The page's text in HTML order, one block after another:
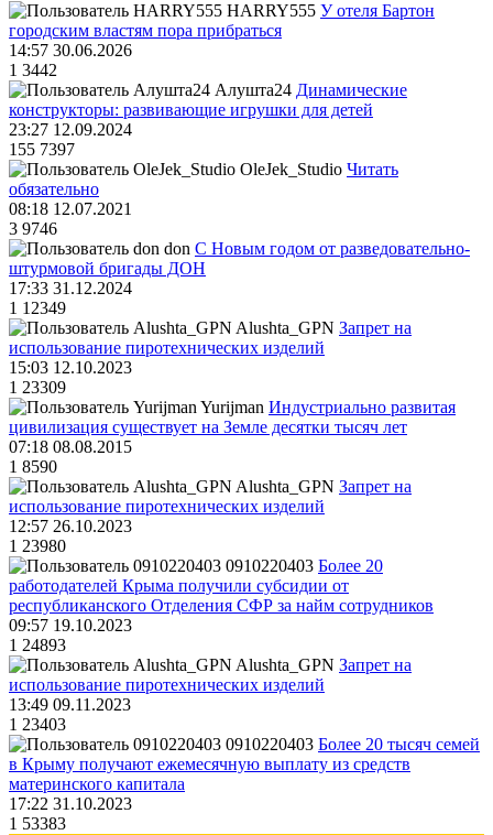
HARRY555 У отеля Бартон
городским властям пора прибраться
14:57 30.06.2026
1 3442
Алушта24 Динамические
конструкторы: развивающие игрушки для детей
23:27 12.09.2024
155 7397
OleJek_Studio Читать
обязательно
08:18 12.07.2021
3 9746
don С Новым годом от разведовательно-
штурмовой бригады ДОН
17:33 31.12.2024
1 12349
Alushta_GPN Запрет на
использование пиротехнических изделий
15:03 12.10.2023
1 23309
Yurijman Индустриально развитая
цивилизация существует на Земле десятки тысяч лет
07:18 08.08.2015
1 8590
Alushta_GPN Запрет на
использование пиротехнических изделий
12:57 26.10.2023
1 23980
0910220403 Более 20
работодателей Крыма получили субсидии от
республиканского Отделения СФР за найм сотрудников
09:57 19.10.2023
1 24893
Alushta_GPN Запрет на
использование пиротехнических изделий
13:49 09.11.2023
1 23403
0910220403 Более 20 тысяч семей
в Крыму получают ежемесячную выплату из средств
материнского капитала
17:22 31.10.2023
1 53383